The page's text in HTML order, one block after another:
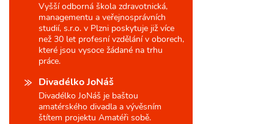
Vyšší odborná škola zdravotnická,
managementu a veřejnosprávních
studií, s.r.o. v Plzni poskytuje již více
než 30 let profesní vzdělání v oborech,
které jsou vysoce žádané na trhu
práce.
Divadélko JoNáš
Divadélko JoNáš je baštou
amatérského divadla a vývěsním
štítem projektu Amatéři sobě.